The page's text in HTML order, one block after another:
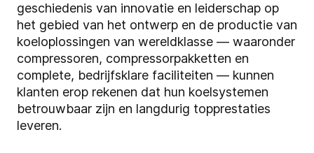
geschiedenis van innovatie en leiderschap op
het gebied van het ontwerp en de productie van
koeloplossingen van wereldklasse — waaronder
compressoren, compressorpakketten en
complete, bedrijfsklare faciliteiten — kunnen
klanten erop rekenen dat hun koelsystemen
betrouwbaar zijn en langdurig topprestaties
leveren.